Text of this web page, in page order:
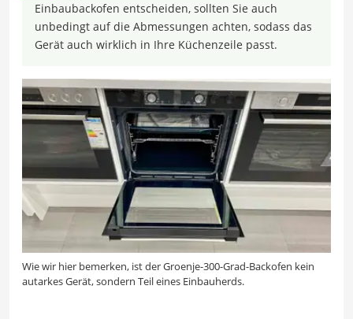
Einbaubackofen entscheiden, sollten Sie auch
unbedingt auf die Abmessungen achten, sodass das
Gerät auch wirklich in Ihre Küchenzeile passt.
Wie wir hier bemerken, ist der Groenje-300-Grad-Backofen kein
autarkes Gerät, sondern Teil eines Einbauherds.